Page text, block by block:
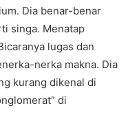
Dia benar-benar
singa. Menatap
lugas dan
nerka makna. Dia
kurang dikenal di
di